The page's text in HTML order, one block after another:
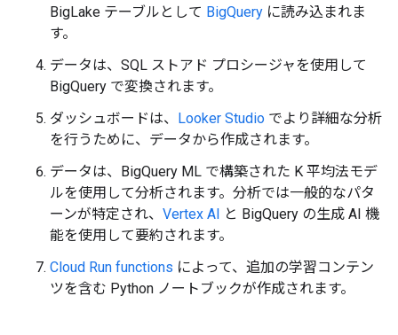
BigLake テーブルとして BigQuery に読み込まれま
す。
データは、SQL ストアド プロシージャを使用して
BigQuery で変換されます。
ダッシュボードは、 Looker Studio でより詳細な分析
を行うために、データから作成されます。
データは、BigQuery ML で構築された K 平均法モデ
ルを使用して分析されます。分析では一般的なパタ
ーンが特定され、 Vertex AI と BigQuery の生成 AI 機
能を使用して要約されます。
Cloud Run functions によって、追加の学習コンテン
ツを含む Python ノートブックが作成されます。